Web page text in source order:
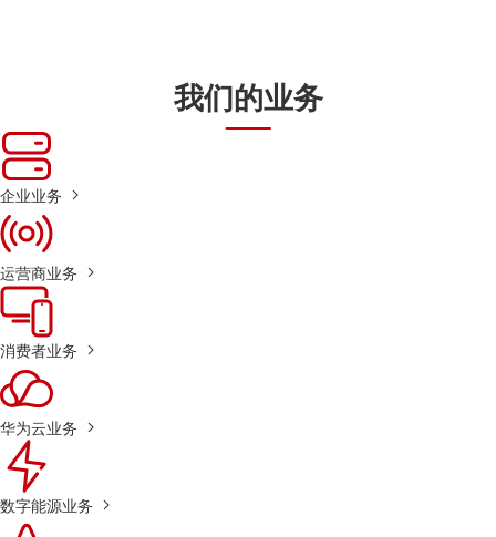
我们的业务
企业业务
运营商业务
消费者业务
华为云业务
数字能源业务